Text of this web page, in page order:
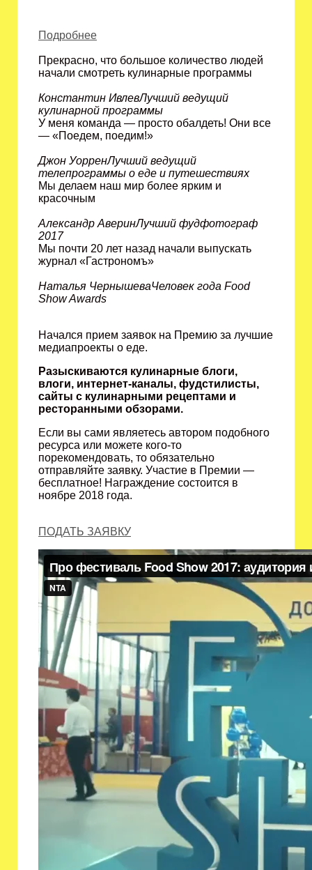
Подробнее
Прекрасно, что большое количество людей
начали смотреть кулинарные программы
Константин ИвлевЛучший ведущий
кулинарной программы
У меня команда — просто обалдеть! Они все
— «Поедем, поедим!»
Джон УорренЛучший ведущий
телепрограммы о еде и путешествиях
Мы делаем наш мир более ярким и
красочным
Александр АверинЛучший фудфотограф
2017
Мы почти 20 лет назад начали выпускать
журнал «Гастрономъ»
Наталья ЧернышеваЧеловек года Food
Show Awards
Начался прием заявок на Премию за лучшие
медиапроекты о еде.
Разыскиваются кулинарные блоги,
влоги, интернет-каналы, фудстилисты,
сайты с кулинарными рецептами и
ресторанными обзорами.
Если вы сами являетесь автором подобного
ресурса или можете кого-то
порекомендовать, то обязательно
отправляйте заявку. Участие в Премии —
бесплатное! Награждение состоится в
ноябре 2018 года.
ПОДАТЬ ЗАЯВКУ